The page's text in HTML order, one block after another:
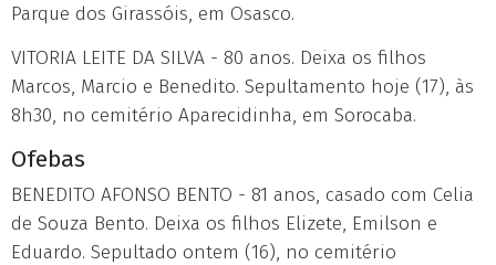
Parque dos Girassóis, em Osasco.
VITORIA LEITE DA SILVA - 80 anos. Deixa os filhos
Marcos, Marcio e Benedito. Sepultamento hoje (17), às
8h30, no cemitério Aparecidinha, em Sorocaba.
Ofebas
BENEDITO AFONSO BENTO - 81 anos, casado com Celia
de Souza Bento. Deixa os filhos Elizete, Emilson e
Eduardo. Sepultado ontem (16), no cemitério